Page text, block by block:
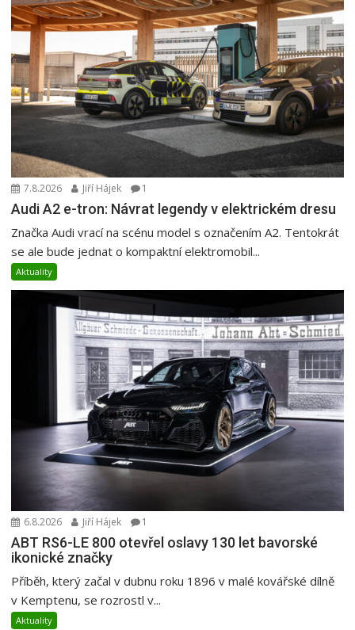
7.8.2026 Jiří Hájek 1
Audi A2 e-tron: Návrat legendy v elektrickém dresu
Značka Audi vrací na scénu model s označením A2. Tentokrát
se ale bude jednat o kompaktní elektromobil...
Aktuality
6.8.2026 Jiří Hájek 1
ABT RS6-LE 800 otevřel oslavy 130 let bavorské
ikonické značky
Příběh, který začal v dubnu roku 1896 v malé kovářské dílně
v Kemptenu, se rozrostl v...
Aktuality